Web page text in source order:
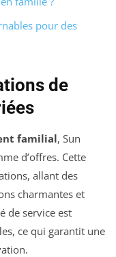
pour des
de
familial, Sun
d’offres. Cette
allant des
charmantes et
de service est
ce qui garantit une